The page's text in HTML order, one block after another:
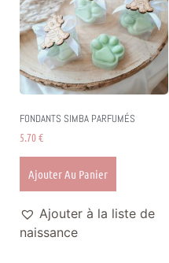
FONDANTS SIMBA PARFUMÉS
5.70€
Ajouter Au Panier
Ajouter à la liste de
naissance